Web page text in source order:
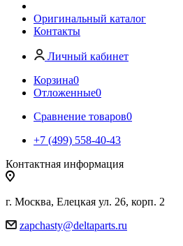
Оригинальный каталог
Контакты
Личный кабинет
Корзина0
Отложенные0
Сравнение товаров0
+7 (499) 558-40-43
Контактная информация
г. Москва, Елецкая ул. 26, корп. 2
zapchasty@deltaparts.ru